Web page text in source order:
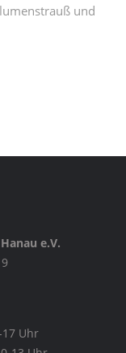
und
e.V.
Uhr